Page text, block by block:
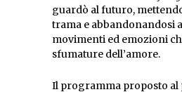
guardò al futuro,
trama e abbandonandosi
movimenti ed emozioni
sfumature dell’amore.
Il programma proposto al